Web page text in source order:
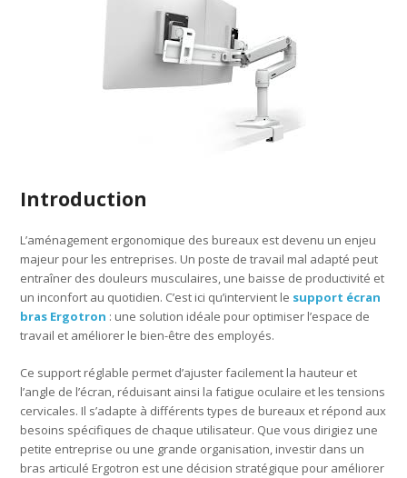
Introduction
L’aménagement ergonomique des bureaux est devenu un enjeu
majeur pour les entreprises. Un poste de travail mal adapté peut
entraîner des douleurs musculaires, une baisse de productivité et
un inconfort au quotidien. C’est ici qu’intervient le support écran
bras Ergotron : une solution idéale pour optimiser l’espace de
travail et améliorer le bien-être des employés.
Ce support réglable permet d’ajuster facilement la hauteur et
l’angle de l’écran, réduisant ainsi la fatigue oculaire et les tensions
cervicales. Il s’adapte à différents types de bureaux et répond aux
besoins spécifiques de chaque utilisateur. Que vous dirigiez une
petite entreprise ou une grande organisation, investir dans un
bras articulé Ergotron est une décision stratégique pour améliorer